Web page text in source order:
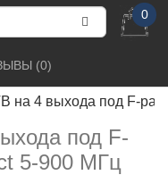
0
на 4 выхода под F-
под F-
5-900 МГц
(0)